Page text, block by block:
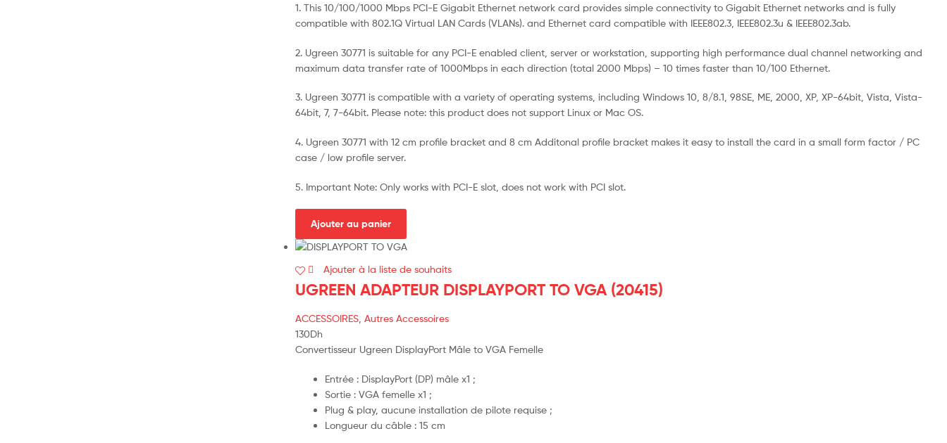
1. This 10/100/1000 Mbps PCI-E Gigabit Ethernet network card provides simple connectivity to Gigabit Ethernet networks and is fully
compatible with 802.1Q Virtual LAN Cards (VLANs). and Ethernet card compatible with IEEE802.3, IEEE802.3u & IEEE802.3ab.
2. Ugreen 30771 is suitable for any PCI-E enabled client, server or workstation, supporting high performance dual channel networking and
maximum data transfer rate of 1000Mbps in each direction (total 2000 Mbps) – 10 times faster than 10/100 Ethernet.
3. Ugreen 30771 is compatible with a variety of operating systems, including Windows 10, 8/8.1, 98SE, ME, 2000, XP, XP-64bit, Vista, Vista-
64bit, 7, 7-64bit. Please note: this product does not support Linux or Mac OS.
4. Ugreen 30771 with 12 cm profile bracket and 8 cm Additonal profile bracket makes it easy to install the card in a small form factor / PC
case / low profile server.
5. Important Note: Only works with PCI-E slot, does not work with PCI slot.
Ajouter au panier
Ajouter à la liste de souhaits
UGREEN ADAPTEUR DISPLAYPORT TO VGA (20415)
ACCESSOIRES Autres Accessoires
130Dh
Convertisseur Ugreen DisplayPort Mâle to VGA Femelle
Entrée : DisplayPort (DP) mâle x1 ;
Sortie : VGA femelle x1 ;
Plug & play, aucune installation de pilote requise ;
Longueur du câble : 15 cm